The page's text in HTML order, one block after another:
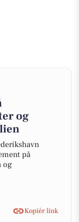
og
på
og
Kopiér link